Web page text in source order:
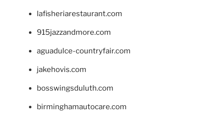
lafisheriarestaurant.com
915jazzandmore.com
aguadulce-countryfair.com
jakehovis.com
bosswingsduluth.com
birminghamautocare.com